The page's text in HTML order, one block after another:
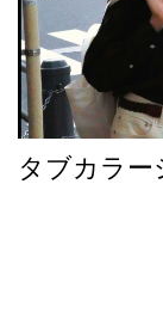
タブカラー